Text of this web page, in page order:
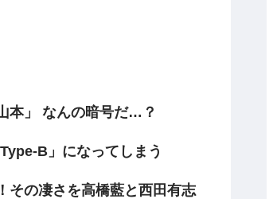
本」 なんの暗号だ…？
B」になってしまう
その凄さを高橋藍と西田有志